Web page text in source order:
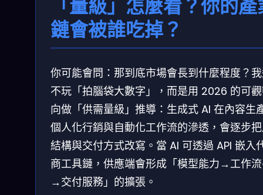
「量級」怎麼看？你的
鏈會被誰吃掉？
你可能會問：那到底市場會長到什麼程度？
不玩「拍腦袋大數字」，而是用 2026 的可
向做「供需量級」推導：生成式 AI 在內容生
個人化行銷與自動化工作流的滲透，會逐步
結構與交付方式改寫。當 AI 可透過 API 嵌入
商工具鏈，供應端會形成「模型能力→工作
→交付服務」的擴張。